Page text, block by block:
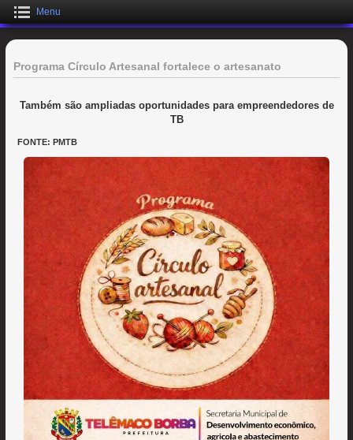
Menu
Programa Círculo Artesanal fortalece o artesanato
Também são ampliadas oportunidades para empreendedores de
TB
FONTE: PMTB